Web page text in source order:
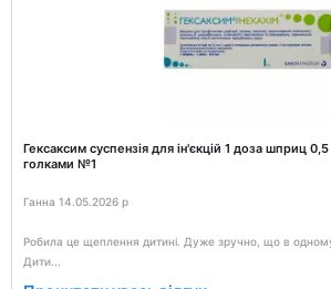
Гексаксим суспензія для ін'єкцій 1 доза шприц
голками №1
Ганна 14.05.2026 р
Робила це щеплення дитині. Дуже зручно, що в одному
Дити